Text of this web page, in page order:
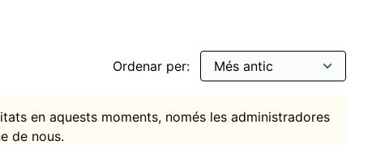
Ordenar per:
en aquests moments, només les administradores
de nous.